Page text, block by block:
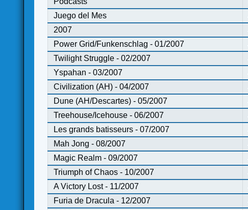
Juego del Mes
2007
Power Grid/Funkenschlag - 01/2007
Twilight Struggle - 02/2007
Yspahan - 03/2007
Civilization (AH) - 04/2007
Dune (AH/Descartes) - 05/2007
Treehouse/Icehouse - 06/2007
Les grands batisseurs - 07/2007
Mah Jong - 08/2007
Magic Realm - 09/2007
Triumph of Chaos - 10/2007
A Victory Lost - 11/2007
Furia de Dracula - 12/2007